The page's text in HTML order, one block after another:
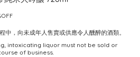
中，向未成年人售賣或供應令人醺醉的酒類。
intoxicating liquor must not be sold or
of business.